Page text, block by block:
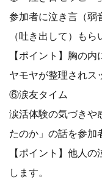
参加者に泣き言（弱
（吐き出して）もら
【ポイント】胸の
ヤモヤが整理されス
⑥涙友タイム
涙活体験の気づきや
たのか」の話を参加
【ポイント】他人
します。